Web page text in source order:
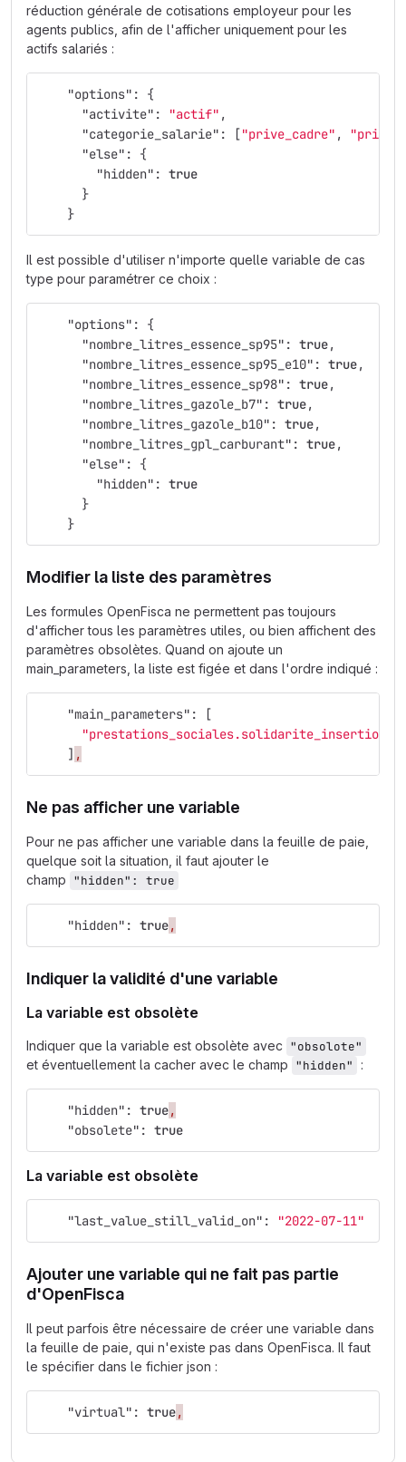
réduction générale de cotisations employeur pour les
agents publics, afin de l'afficher uniquement pour les
actifs salariés :
"options" :
{
"activite" : "actif" ,
"categorie_salarie" : ["prive_cadre" ,
"else" :
{
"hidden" : true
}
}
Il est possible d'utiliser n'importe quelle variable de cas
type pour paramétrer ce choix :
"options" :
{
"nombre_litres_essence_sp95" : true,
"nombre_litres_essence_sp95_e10" : true,
"nombre_litres_essence_sp98" : true,
"nombre_litres_gazole_b7" : true,
"nombre_litres_gazole_b10" : true,
"nombre_litres_gpl_carburant" : true,
"else" :
{
"hidden" : true
}
}
Modifier la liste des paramètres
Les formules OpenFisca ne permettent pas toujours
d'afficher tous les paramètres utiles, ou bien affichent des
paramètres obsolètes. Quand on ajoute un
main_parameters, la liste est figée et dans l'ordre indiqué :
"main_parameters" :
[
] ,
Ne pas afficher une variable
Pour ne pas afficher une variable dans la feuille de paie,
quelque soit la situation, il faut ajouter le
champ "hidden": true
"hidden" : true,
Indiquer la validité d'une variable
La variable est obsolète
Indiquer que la variable est obsolète avec "obsolote"
et éventuellement la cacher avec le champ "hidden" :
"hidden" : true,
"obsolete" : true
La variable est obsolète
"last_value_still_valid_on" : "2022-07-11"
Ajouter une variable qui ne fait pas partie
d'OpenFisca
Il peut parfois être nécessaire de créer une variable dans
la feuille de paie, qui n'existe pas dans OpenFisca. Il faut
le spécifier dans le fichier json :
"virtual" : true,